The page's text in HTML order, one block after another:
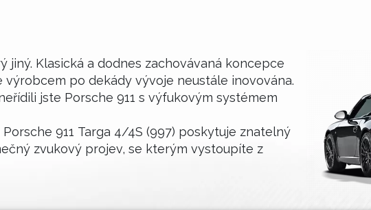
Klasická a dodnes zachovávaná koncepce
po dekády vývoje neustále inovována.
jste Porsche 911 s výfukovým systémem
911 Targa 4/4S (997) poskytuje znatelný
zvukový projev, se kterým vystoupíte z